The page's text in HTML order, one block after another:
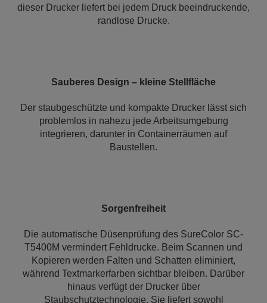
dieser Drucker liefert bei jedem Druck beeindruckende,
randlose Drucke.
Sauberes Design – kleine Stellfläche
Der staubgeschützte und kompakte Drucker lässt sich
problemlos in nahezu jede Arbeitsumgebung
integrieren, darunter in Containerräumen auf
Baustellen.
Sorgenfreiheit
Die automatische Düsenprüfung des SureColor SC-
T5400M vermindert Fehldrucke. Beim Scannen und
Kopieren werden Falten und Schatten eliminiert,
während Textmarkerfarben sichtbar bleiben. Darüber
hinaus verfügt der Drucker über
Staubschutztechnologie. Sie liefert sowohl